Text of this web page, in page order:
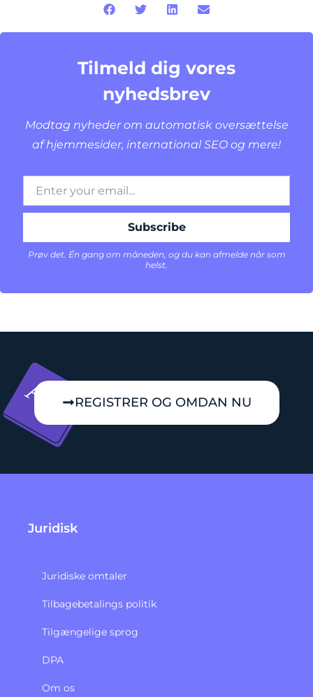
Tilmeld dig vores
nyhedsbrev
Modtag nyheder om automatisk oversættelse
af hjemmesider, international SEO og mere!
Prøv det. Én gang om måneden, og du kan afmelde når som
helst.
REGISTRER OG OMDAN NU
Juridisk
Juridiske omtaler
Tilbagebetalings politik​
Tilgængelige sprog
DPA
Om os